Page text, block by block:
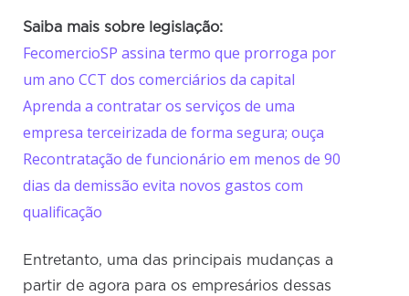
Saiba mais sobre legislação:
FecomercioSP assina termo que prorroga por
um ano CCT dos comerciários da capital
Aprenda a contratar os serviços de uma
empresa terceirizada de forma segura; ouça
Recontratação de funcionário em menos de 90
dias da demissão evita novos gastos com
qualificação
Entretanto, uma das principais mudanças a
partir de agora para os empresários dessas